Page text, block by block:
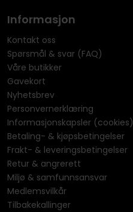
Informasjon
Kontakt oss
Spørsmål & svar (FAQ)
Våre butikker
Gavekort
Nyhetsbrev
Personvernerklæring
Informasjonskapsler (cookies)
Betaling- & kjøpsbetingelser
Frakt- & leveringsbetingelser
Retur & angrerett
Miljø & samfunnsansvar
Medlemsvilkår
Tilbakekallinger